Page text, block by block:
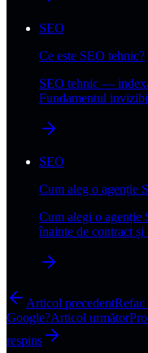
SEO
Ce este SEO tehnic?
SEO tehnic —
Fundamentul
SEO
Cum aleg o agenție
Cum alegi o agenție
înainte de contract și
Articol precedent
Google?Articol următor
respins